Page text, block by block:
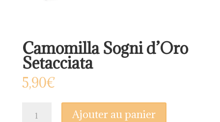
Camomilla Sogni d’Oro
Setacciata
5,90€
Ajouter au panier